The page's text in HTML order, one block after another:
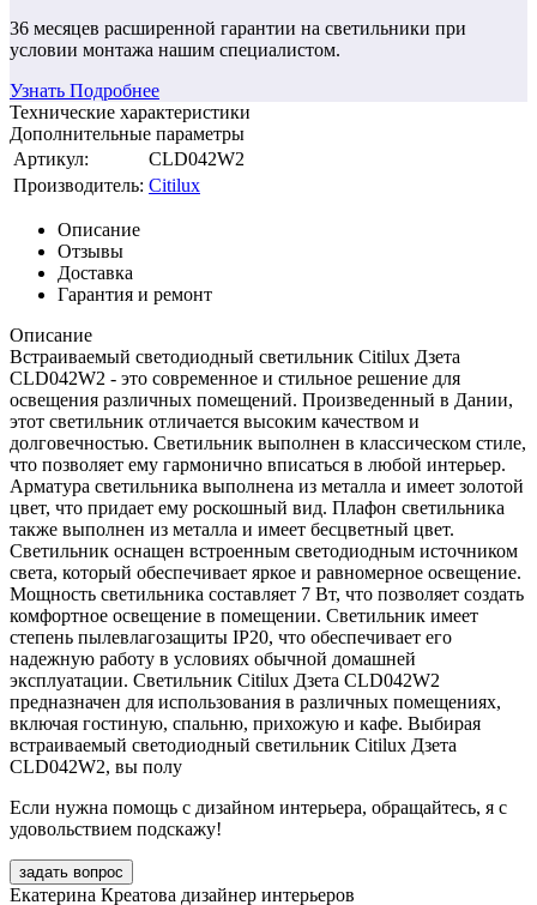
36 месяцев расширенной гарантии на светильники при
условии монтажа нашим специалистом.
Узнать Подробнее
Технические характеристики
Дополнительные параметры
Артикул:
CLD042W2
Производитель: Citilux
Описание
Отзывы
Доставка
Гарантия и ремонт
Описание
Встраиваемый светодиодный светильник Citilux Дзета
CLD042W2 - это современное и стильное решение для
освещения различных помещений. Произведенный в Дании,
этот светильник отличается высоким качеством и
долговечностью. Светильник выполнен в классическом стиле,
что позволяет ему гармонично вписаться в любой интерьер.
Арматура светильника выполнена из металла и имеет золотой
цвет, что придает ему роскошный вид. Плафон светильника
также выполнен из металла и имеет бесцветный цвет.
Светильник оснащен встроенным светодиодным источником
света, который обеспечивает яркое и равномерное освещение.
Мощность светильника составляет 7 Вт, что позволяет создать
комфортное освещение в помещении. Светильник имеет
степень пылевлагозащиты IP20, что обеспечивает его
надежную работу в условиях обычной домашней
эксплуатации. Светильник Citilux Дзета CLD042W2
предназначен для использования в различных помещениях,
включая гостиную, спальню, прихожую и кафе. Выбирая
встраиваемый светодиодный светильник Citilux Дзета
CLD042W2, вы полу
Если нужна помощь с дизайном интерьера, обращайтесь, я с
удовольствием подскажу!
задать вопрос
Екатерина Креатова дизайнер интерьеров